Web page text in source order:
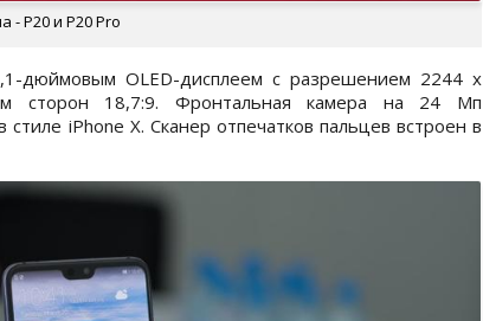
- P20 и P20 Pro
дюймовым OLED-дисплеем с разрешением 2244 x
сторон 18,7:9. Фронтальная камера на 24 Мп
iPhone X. Сканер отпечатков пальцев встроен в